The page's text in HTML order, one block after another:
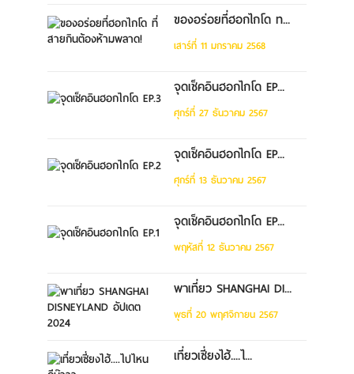
ของอร่อยที่ฮอกไกโด ท...
เสาร์ที่ 11 มกราคม 2568
จุดเช็คอินฮอกไกโด EP...
ศุกร์ที่ 27 ธันวาคม 2567
จุดเช็คอินฮอกไกโด EP...
ศุกร์ที่ 13 ธันวาคม 2567
จุดเช็คอินฮอกไกโด EP...
พฤหัสที่ 12 ธันวาคม 2567
พาเที่ยว SHANGHAI DI...
พุธที่ 20 พฤศจิกายน 2567
เที่ยวเซี่ยงไฮ้....ไ...